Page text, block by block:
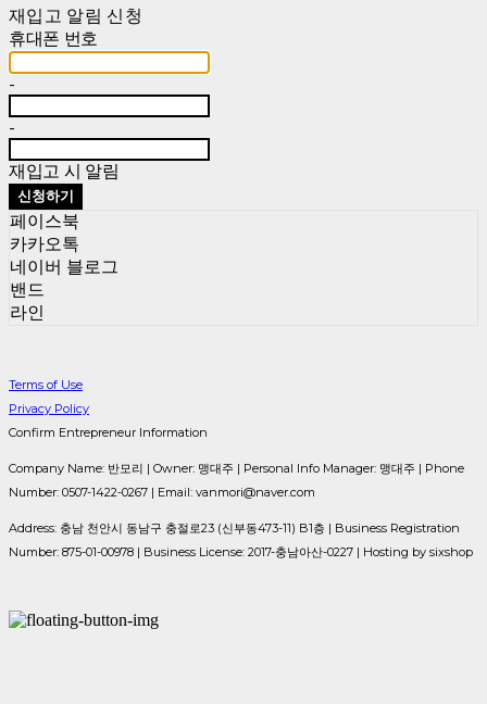
재입고 알림 신청
휴대폰 번호
-
-
재입고 시 알림
신청하기
페이스북
카카오톡
네이버 블로그
밴드
라인
Terms of Use
Privacy Policy
Confirm Entrepreneur Information
Company Name: 반모리 | Owner: 맹대주 | Personal Info Manager: 맹대주 | Phone
Number: 0507-1422-0267 | Email: vanmori@naver.com
Address: 충남 천안시 동남구 충절로23 (신부동473-11) B1층 | Business Registration
Number: 875-01-00978 | Business License: 2017-충남아산-0227 | Hosting by sixshop